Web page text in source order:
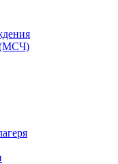
(МСЧ)